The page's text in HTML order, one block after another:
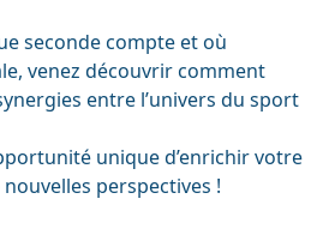
seconde compte et où
venez découvrir comment
entre l’univers du sport
unique d’enrichir votre
perspectives !